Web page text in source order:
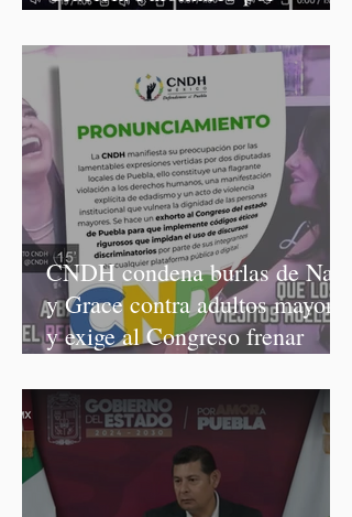
CNDH condena burlas de Nay
y Grace contra adultos mayores
y exige al Congreso frenar